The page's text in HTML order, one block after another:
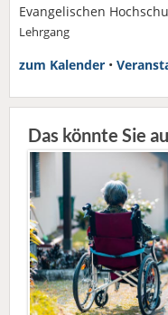
Evangelischen
Lehrgang
zum Kalender •
Das könnte Sie